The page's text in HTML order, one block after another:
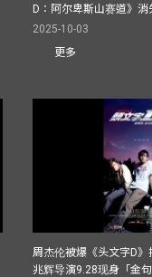
D：阿尔卑斯山赛道》消
2025-10-03
更多
周杰伦被爆《头文字D
兆辉导演9.28现身「金